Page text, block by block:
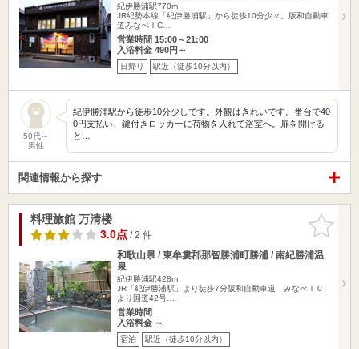
紀伊勝浦駅770m
JR紀勢本線「紀伊勝浦駅」から徒歩10分少々。版和自動車
道みなべＩC…
営業時間 15:00～21:00
入浴料金 490円～
日帰り 駅近（徒歩10分以内）
50代～
男性
紀伊勝浦駅から徒歩10分少しです。外観はきれいです。番台で40
0円支払い、鍵付きロッカーに荷物を入れて浴室へ。扉を開ける
と…
関連情報から探す
お気に入
りに追加
料理旅館 万清楼
3.0点/ 2 件
和歌山県 / 東牟婁郡那智勝浦町勝浦 / 南紀勝浦温
泉
紀伊勝浦駅428m
JR「紀伊勝浦駅」より徒歩7分阪和自動車道 みなべＩＣ
より国道42号…
営業時間
入浴料金 ～
宿泊 駅近（徒歩10分以内）